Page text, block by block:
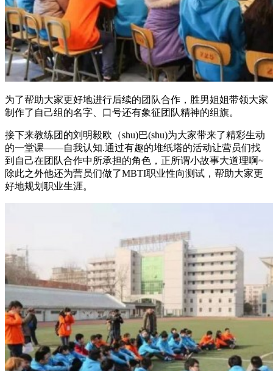
为了帮助大家更好地进行后续的团队合作，胜男姐姐带领大家
制作了自己组的名字、口号还有象征团队精神的组旗。
接下来教练团的刘明毅欧（shu)巴(shu)为大家带来了精彩生动
的一堂课——自我认知.通过有趣的堆纸塔的活动让营员们找
到自己在团队合作中所承担的角色，正所谓小故事大道理啊~
除此之外他还为营员们做了MBTI职业性向测试，帮助大家更
好地规划职业生涯。